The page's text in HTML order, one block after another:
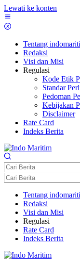
Lewati ke konten
Tentang
Redaksi
Visi dan Misi
Regulasi
Kode Etik
Standar
Pedoman
Kebijakan
Disclaimer
Rate Card
Indeks Berita
Tentang
Redaksi
Visi dan Misi
Regulasi
Rate Card
Indeks Berita